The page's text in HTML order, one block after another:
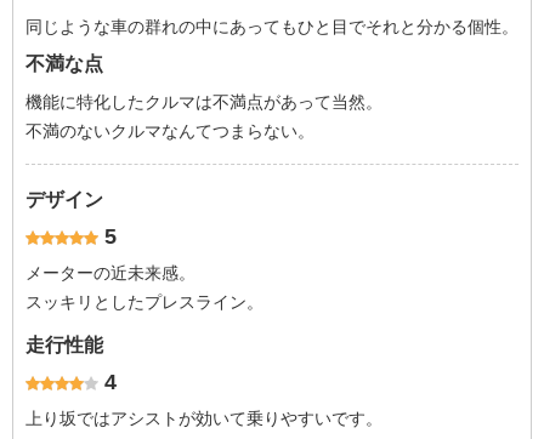
同じような車の群れの中にあってもひと目でそれと分かる個性。
不満な点
機能に特化したクルマは不満点があって当然。
不満のないクルマなんてつまらない。
デザイン
5
メーターの近未来感。
スッキリとしたプレスライン。
走行性能
4
上り坂ではアシストが効いて乗りやすいです。